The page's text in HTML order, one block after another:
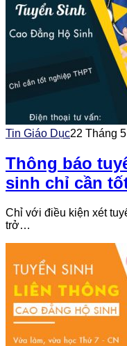
Tin Giáo Dục22 Tháng
Thông báo
sinh chỉ cần
Chỉ với điều kiện xét
trở…